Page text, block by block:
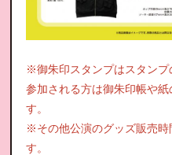
※御朱印スタンプはスタンプ
参加される方は御朱印帳や
す。
※その他公演のグッズ販売時
す。